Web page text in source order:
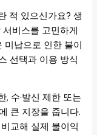
적 있으신가요? 생
비스를 고민하게
미납으로 인한 불이
선택과 이용 방식
, 수·발신 제한 또는
큰 지장을 줍니다.
교해 실제 불이익